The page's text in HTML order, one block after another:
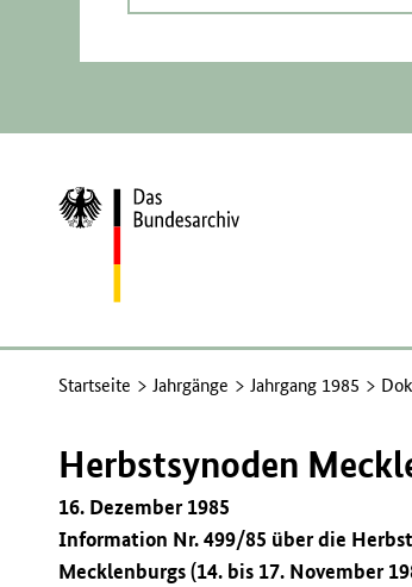
Zur
Startseite
Startseite Jahrgänge Jahrgang 1985
Herbstsynoden
16. Dezember 1985
Information Nr. 499/85 über die
Mecklenburgs (14. bis 17. November